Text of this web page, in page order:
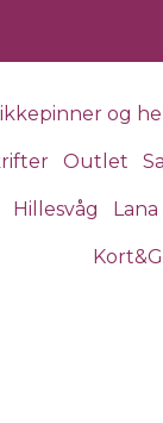
og
Outlet
Hillesvåg Lana